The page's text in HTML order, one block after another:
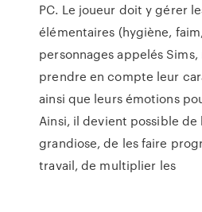
PC. Le joueur doit y gérer
élémentaires (hygiène,
personnages appelés Sims,
prendre en compte leur
ainsi que leurs émotions
Ainsi, il devient possible de
grandiose, de les faire
travail, de multiplier les